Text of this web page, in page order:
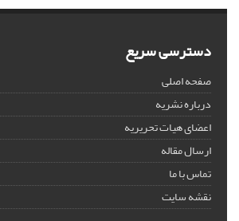
دسترسی سریع
صفحه اصلی
درباره نشریه
اعضای هیات تحریریه
ارسال مقاله
تماس با ما
نقشه سایت